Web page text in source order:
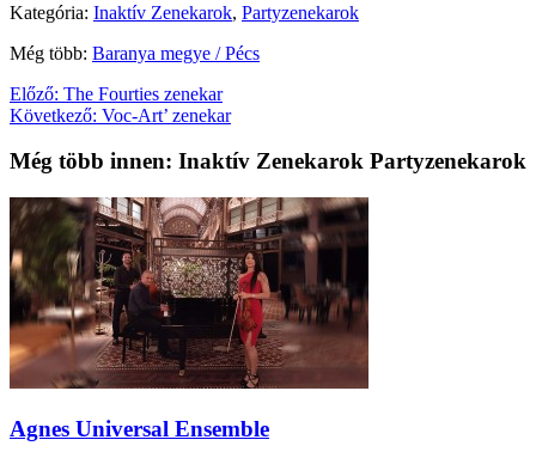
Kategória: Inaktív Zenekarok, Partyzenekarok
Még több: Baranya megye / Pécs
Előző: The Fourties zenekar
Következő: Voc-Art’ zenekar
Még több innen: Inaktív Zenekarok Partyzenekarok
Agnes Universal Ensemble